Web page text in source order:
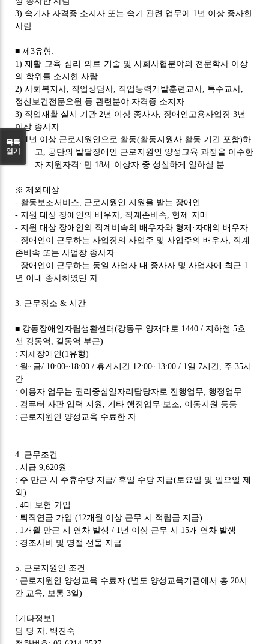
3) 속기사 자격증 소지자 또는 속기 관련 업무에 1 년 이상 종사한
사람
■제3유형 :
1)재활· 교육· 심리 · 의료 · 기술 및 사회사헙분야의 전문학사 이상
의 학위를 소지한 사람
2)사회복지사 직업상담사 직업능력개발훈련교사 특수교사
정신보건전문요원 등 관련분야 자격증 소지자
3) 직업재활 실시 기관 2년 이상 종사자 장애인고용사업장3년
이상 종사자
4) 1 년 이상 근로지원인으로 활동(활동지원사 활동 기간 포함)하
고
공단의 발달장애인 근로지원인 양성교육 과정을 이수한
자 지원자격 : 만 18세 이상자 중 성실하게 일하실 분
※제외대상
- 활동보조서비스
근로지원인 지원을 받는 장애인
- 지원 대상 장애인의 배우자 직계존비속 형제 · 자매
- 지원 대상 장애인의 직계비속의 배우자와 형제 · 자매의 배우자
- 장애인이 근무하는 사업장의 사업주 및 사업주의 배우자 직계
존비속 또는 사업장 종사자
- 장애인이 근무하는 동일 사업자 내 종사자 및 사업자에 최근 1
년 이내 종사하였던 자
3. 근무장소&시간
■ 강동장애인자립생활센터(강동구 양재대로 1440 / 지하철5호
선 강동역
길동역 부근)
: 지체장애인(1 유형)
: 월~금/ 10:00~18:00 / 휴게시간 12:00~13:00 / 1 일 7시간 주35시
간
: 이용자 업무는 권리중심일자리담당자로 진행업무
행정업무
: 컴퓨터 자판 입력 지원 기타 행정업무 보조
이동지원 등등
: 근로지원인 양성교육 수료한 자
4. 근무조건
:시급9,620원
: 주 만근 시 주휴수당 지급/ 휴일 수당 지급(토요일 및 일요일 제
외)
: 4대 보험 가입
: 퇴직연금 가입(12개월 이상 근무 시 적립금 지급)
: 1 개월 만근 시 연차 발생/ 1 년 이상 근무 시 15개 연차 발생
: 경조사비 및 명절 선물 지급
5. 근로지원인 조건
: 근로지원인 양성교육 수료자(별도 양성교육기관에서 총 20시
간 교육
보통3일)
[기타정보]
담 당 자: 백진숙
목록
열기